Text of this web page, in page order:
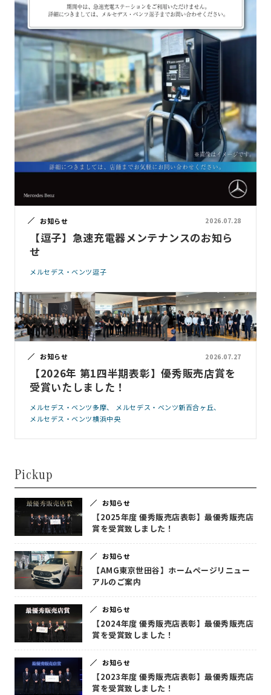
お知らせ 2026.07.28
【逗子】急速充電器メンテナンスのお知ら
せ
メルセデス・ベンツ逗子
お知らせ 2026.07.27
【2026年 第1四半期表彰】優秀販売店賞を
受賞いたしました！
メルセデス・ベンツ多摩
メルセデス・ベンツ新百合ヶ丘
メルセデス・ベンツ横浜中央
Pickup
お知らせ
【2025年度 優秀販売店表彰】最優秀販売店
賞を受賞致しました！
お知らせ
【AMG東京世田谷】ホームページリニュー
アルのご案内
お知らせ
【2024年度 優秀販売店表彰】最優秀販売店
賞を受賞致しました！
お知らせ
【2023年度 優秀販売店表彰】最優秀販売店
賞を受賞致しました！